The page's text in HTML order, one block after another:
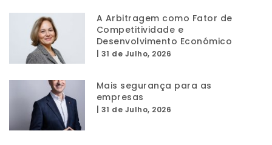
A Arbitragem como Fator de
Competitividade e
Desenvolvimento Económico
31 de Julho, 2026
Mais segurança para as
empresas
31 de Julho, 2026